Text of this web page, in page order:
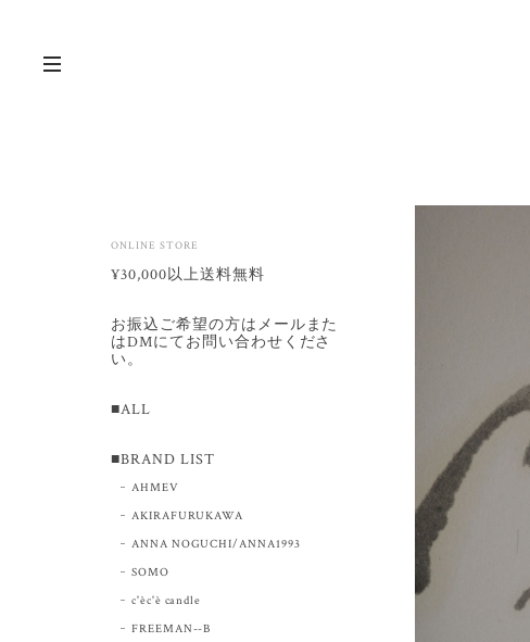
ONLINE STORE
¥30,000以上送料無料
お振込ご希望の方はメールまた
はDMにてお問い合わせくださ
い。
■ALL
■BRAND LIST
AHMEV
AKIRAFURUKAWA
ANNA NOGUCHI/ANNA1993
SOMO
c'èc'è candle
FREEMAN--B